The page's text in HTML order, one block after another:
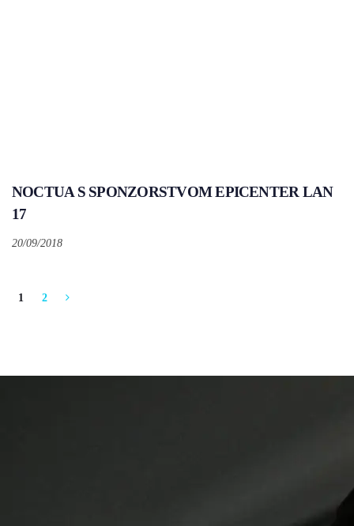
NOCTUA S SPONZORSTVOM EPICENTER LAN
17
20/09/2018
1 2